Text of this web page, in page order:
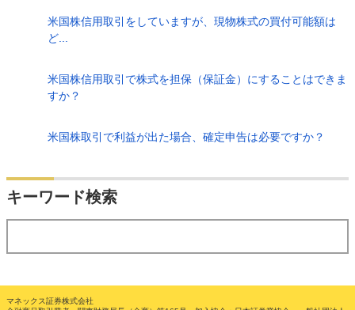
米国株信用取引をしていますが、現物株式の買付可能額は
ど...
米国株信用取引で株式を担保（保証金）にすることはできま
すか？
米国株取引で利益が出た場合、確定申告は必要ですか？
キーワード検索
マネックス証券株式会社